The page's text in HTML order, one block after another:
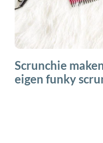
Scrunchie
eigen funky